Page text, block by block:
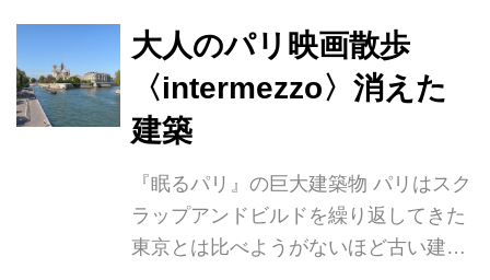
大人のパリ映画散歩
〈intermezzo〉消えた
建築
『眠るパリ』の巨大建築物 パリはスク
ラップアンドビルドを繰り返してきた
東京とは比べようがないほど古い建築